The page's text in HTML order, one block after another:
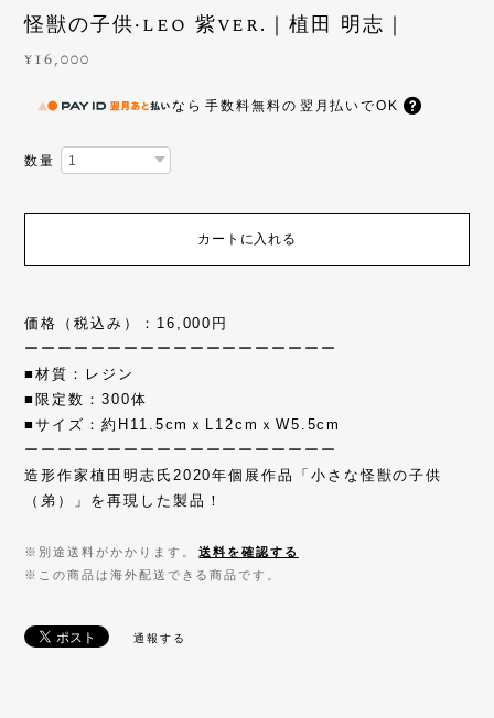
怪獣の子供·leo 紫ver.｜植田 明志｜
¥16,000
なら 手数料無料の 翌月払いでOK
数量
カートに入れる
価格（税込み）：16,000円
ーーーーーーーーーーーーーーーーーーー
■材質：レジン
■限定数：300体
■サイズ：約H11.5cmｘL12cmｘW5.5cm
ーーーーーーーーーーーーーーーーーーー
造形作家植田明志氏2020年個展作品「小さな怪獣の子供
（弟）」を再現した製品！
※別途送料がかかります。
送料を確認する
※この商品は海外配送できる商品です。
通報する